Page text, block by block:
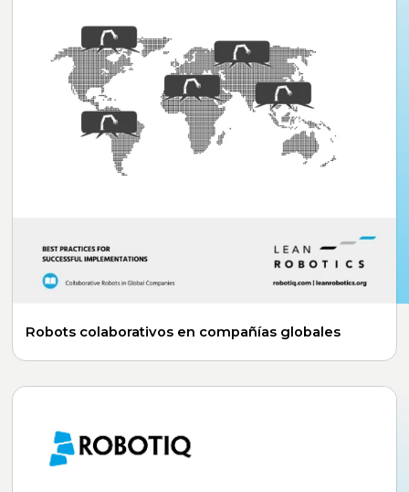
Robots colaborativos en compañías globales